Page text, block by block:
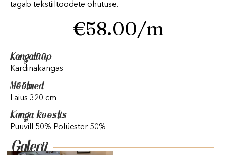
tagab tekstiiltoodete ohutuse.
€58.00/m
Kangatüüp
Kardinakangas
Mõõtmed
Laius 320 cm
Kanga koostis
Puuvill 50% Polüester 50%
Galerii